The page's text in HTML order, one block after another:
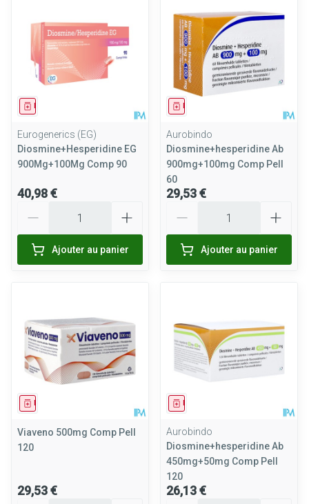
Eurogenerics (EG)
Diosmine+Hesperidine EG
900Mg+100Mg Comp 90
40,98 €
Ajouter au panier
Aurobindo
Diosmine+hesperidine Ab
900mg+100mg Comp Pell
60
29,53 €
Ajouter au panier
Viaveno 500mg Comp Pell
120
29,53 €
Aurobindo
Diosmine+hesperidine Ab
450mg+50mg Comp Pell
120
26,13 €